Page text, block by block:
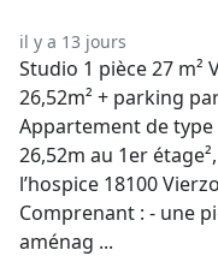
il y a 13 jours
Studio 1 pièce 27 m²
26,52m² + parking
Appartement de
26,52m au 1er
l’hospice 18100
Comprenant : - une
aménag ...